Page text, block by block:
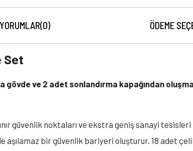
YORUMLAR(0) ÖDEME
Set
ve 2 adet sonlandırma kapağından
güvenlik noktaları ve ekstra geniş sanayi
aşılamaz bir güvenlik bariyeri oluşturur. 18 adet